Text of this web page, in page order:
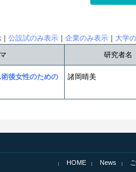
公設試のみ表示 企業のみ表示
大学
研究者名
後女性のための
諸岡晴美
HOME News